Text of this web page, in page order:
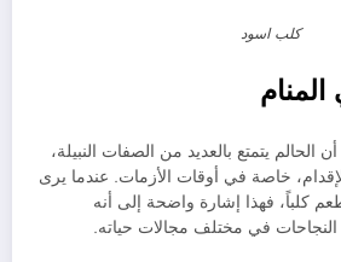
كلب اسود
الحالم يتمتع بالعديد من الصفات النبيلة،
خاصة في أوقات الأزمات. عندما يرى
كلباً، فهذا إشارة واضحة إلى أنه
في مختلف مجالات حياته.